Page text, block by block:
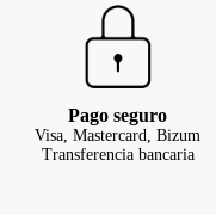
Pago seguro
Visa, Mastercard, Bizum
Transferencia bancaria